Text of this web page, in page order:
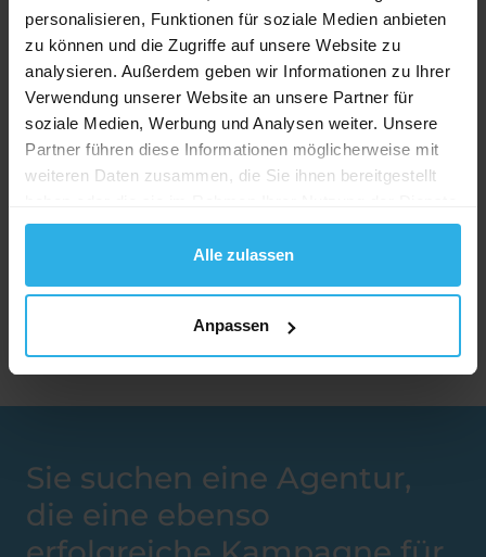
personalisieren, Funktionen für soziale Medien anbieten
zu können und die Zugriffe auf unsere Website zu
analysieren. Außerdem geben wir Informationen zu Ihrer
Verwendung unserer Website an unsere Partner für
soziale Medien, Werbung und Analysen weiter. Unsere
Partner führen diese Informationen möglicherweise mit
weiteren Daten zusammen, die Sie ihnen bereitgestellt
gesammelt haben.
Alle zulassen
Anpassen
Statement Starbucks:
übersehbaren Werbeformats konnten wir die
Effizienz und den Impact unserer Kampagne
Kerstin Goutier-Sauer, Marketing Manager
Sie suchen eine Agentur,
die eine ebenso